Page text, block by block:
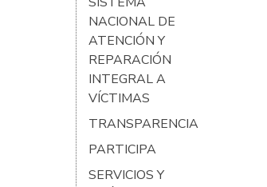
NACIONAL DE
ATENCIÓN Y
REPARACIÓN
INTEGRAL A
VÍCTIMAS
TRANSPARENCIA
PARTICIPA
SERVICIOS Y